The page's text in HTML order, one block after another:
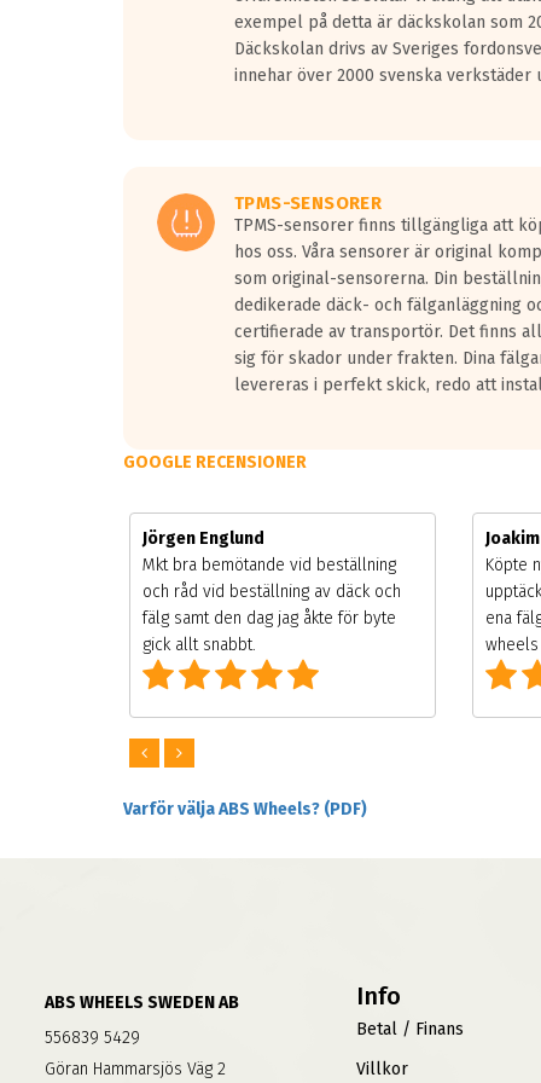
Vid körning i över 50km/h brukar
På däckmärkningen kommer det finnas en
medans de vita vågorna påvisar om det är ett tyst
Ett däck med tre svarta vågor uppnår de
exempel på detta är däckskolan som
Däckskolan drivs av Sveriges
innehar över 2000 svenska verkstäder
TPMS-SENSORER
TPMS-sensorer finns tillgängliga att
hos oss. Våra sensorer är original
som original-sensorerna. Din
dedikerade däck- och fälganläggning
certifierade av transportör. Det finns
sig för skador under frakten. Dina
levereras i perfekt skick, redo att
GOOGLE RECENSIONER
Jörgen Englund
Mkt bra bemötande vid beställning
och råd vid beställning av däck och
fälg samt den dag jag åkte för byte
gick allt snabbt.
Köpte
ena
Varför välja ABS Wheels? (PDF)
ABS WHEELS SWEDEN AB
556839 5429
Göran Hammarsjös Väg 2
Info
Betal / Finans
Villkor